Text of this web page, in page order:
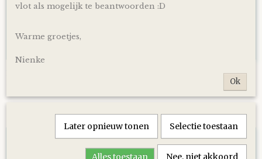
vlot als mogelijk te beantwoorden :D
Warme groetjes,
Nienke
Ok
Later opnieuw tonen Selectie toestaan
Alles toestaan Nee, niet akkoord